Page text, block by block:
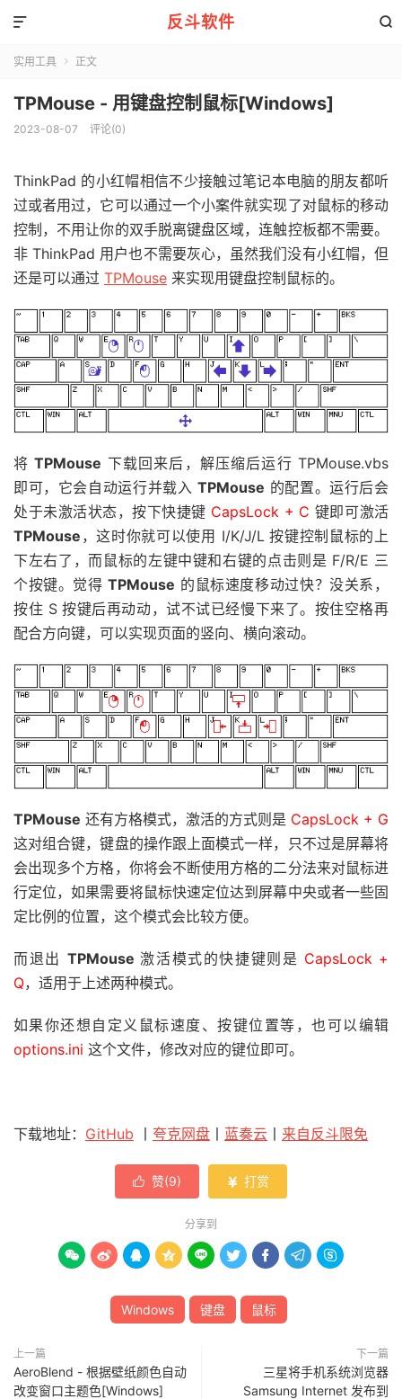
反斗软件 

实用工具  正文
TPMouse - 用键盘控制鼠标[Windows]
2023-08-07 评论(0)
ThinkPad 的小红帽相信不少接触过笔记本电脑的朋友都听
过或者用过，它可以通过一个小案件就实现了对鼠标的移动
控制，不用让你的双手脱离键盘区域，连触控板都不需要。
非 ThinkPad 用户也不需要灰心，虽然我们没有小红帽，但
还是可以通过 TPMouse 来实现用键盘控制鼠标的。
将TPMouse 下载回来后，解压缩后运行 TPMouse.vbs
即可，它会自动运行并载入TPMouse 的配置。运行后会
处于未激活状态，按下快捷键 CapsLock + C 键即可激活
TPMouse ，这时你就可以使用 I/K/J/L 按键控制鼠标的上
下左右了，而鼠标的左键中键和右键的点击则是 F/R/E 三
个按键。觉得TPMouse 的鼠标速度移动过快？没关系，
按住 S 按键后再动动，试不试已经慢下来了。按住空格再
配合方向键，可以实现页面的竖向、横向滚动。
TPMouse 还有方格模式，激活的方式则是 CapsLock + G
这对组合键，键盘的操作跟上面模式一样，只不过是屏幕将
会出现多个方格，你将会不断使用方格的二分法来对鼠标进
行定位，如果需要将鼠标快速定位达到屏幕中央或者一些固
定比例的位置，这个模式会比较方便。
而退出 TPMouse 激活模式的快捷键则是 CapsLock +
Q，适用于上述两种模式。
如果你还想自定义鼠标速度、按键位置等，也可以编辑
options.ini 这个文件，修改对应的键位即可。
下载地址： GitHub 丨 夸克网盘 丨 蓝奏云 丨 来自反斗限免
 赞(9)  打赏
分享到
        
Windows 键盘 鼠标
上一篇
AeroBlend - 根据壁纸颜色自动
改变窗口主题色[Windows]
下一篇
三星将手机系统浏览器
Samsung Internet 发布到